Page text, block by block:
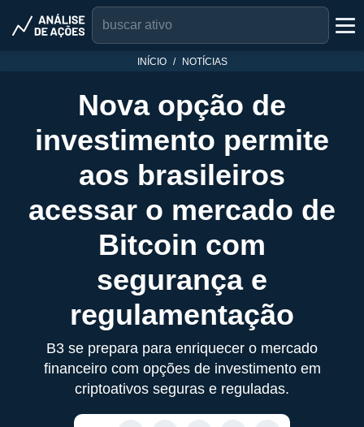
INÍCIO NOTÍCIAS
Nova opção de
investimento permite
aos brasileiros
acessar o mercado de
Bitcoin com
segurança e
regulamentação
B3 se prepara para enriquecer o mercado
financeiro com opções de investimento em
criptoativos seguras e reguladas.